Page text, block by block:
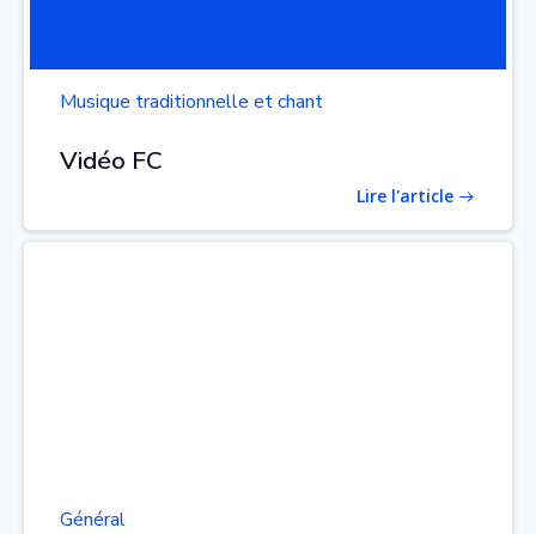
Musique traditionnelle et chant
Vidéo FC
Lire l'article
Général